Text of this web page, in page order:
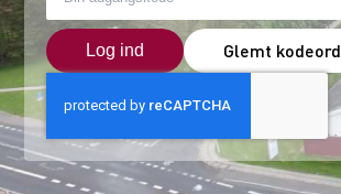
Log ind Glemt kodeord